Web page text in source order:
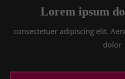
376-293 City Road, Suite 600
San Francisco, CA 94102
Have any questions?
Lorem ipsum
consectetuer adipiscing elit.
dolor